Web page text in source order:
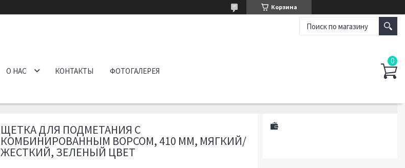
Корзина
О НАС КОНТАКТЫ ФОТОГАЛЕРЕЯ
ЩЕТКА ДЛЯ ПОДМЕТАНИЯ С
КОМБИНИРОВАННЫМ ВОРСОМ, 410 ММ, МЯГКИЙ/
ЖЕСТКИЙ, ЗЕЛЕНЫЙ ЦВЕТ